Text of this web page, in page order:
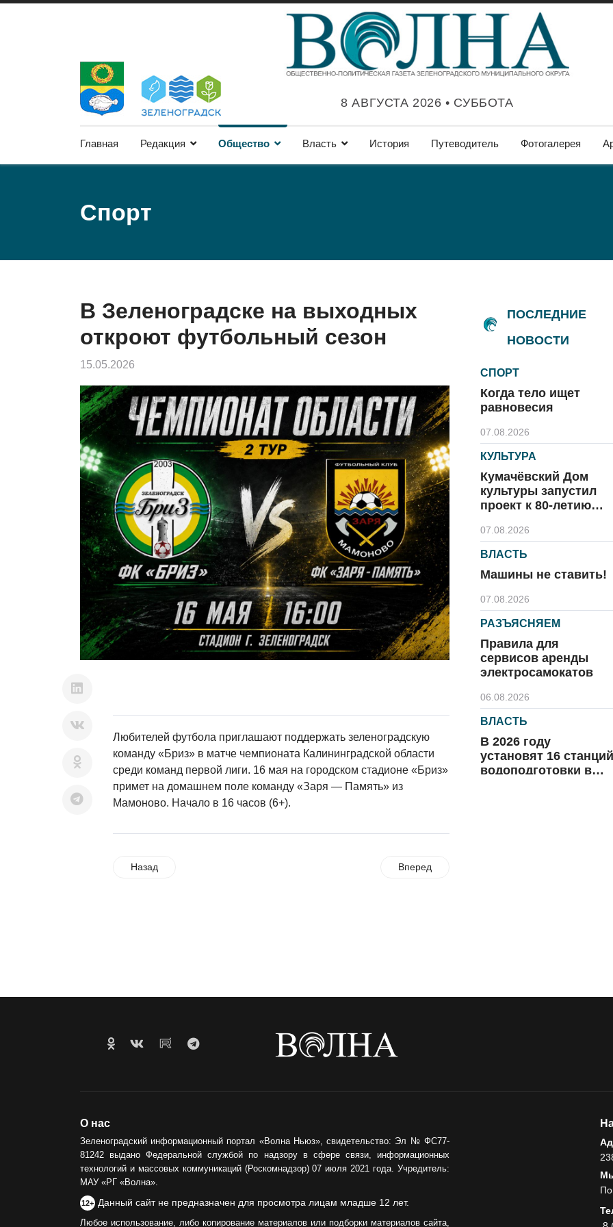
8 АВГУСТА 2026 • СУББОТА
Главная Редакция Общество Власть История Путеводитель Фотогалерея
Спорт
В Зеленоградске на выходных
откроют футбольный сезон
15.05.2026
Любителей футбола приглашают поддержать зеленоградскую
команду «Бриз» в матче чемпионата Калининградской области
среди команд первой лиги. 16 мая на городском стадионе «Бриз»
примет на домашнем поле команду «Заря — Память» из
Мамоново. Начало в 16 часов (6+).
Назад Вперед
ПОСЛЕДНИЕ
НОВОСТИ
СПОРТ
Когда тело ищет
равновесия
07.08.2026
КУЛЬТУРА
Кумачёвский Дом
культуры запустил
проект к 80-летию
07.08.2026
ВЛАСТЬ
Машины не ставить!
07.08.2026
РАЗЪЯСНЯЕМ
Правила для
сервисов аренды
электросамокатов
06.08.2026
ВЛАСТЬ
В 2026 году
установят 16 станций
водоподготовки в
ОБРАТНАЯ СВЯЗЬ
О нас
Зеленоградский информационный портал «Волна Ньюз», свидетельство: Эл № ФС77-
81242 выдано Федеральной службой по надзору в сфере связи, информационных
технологий и массовых коммуникаций (Роскомнадзор) 07 июля 2021 года. Учредитель:
МАУ «РГ «Волна».
12+ Данный сайт не предназначен для просмотра лицам младше 12 лет.
Любое использование, либо копирование материалов или подборки материалов сайта,